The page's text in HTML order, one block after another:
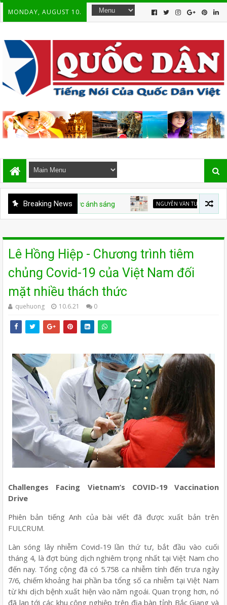
MONDAY, AUGUST 10.
Breaking News
thể nhốt được ánh sáng NGUYỄN VĂN TUẤN Hiện tượng
Lê Hồng Hiệp - Chương trình tiêm
chủng Covid-19 của Việt Nam đối
mặt nhiều thách thức
quehuong 10.6.21 0
Challenges Facing Vietnam’s COVID-19 Vaccination
Drive
Phiên bản tiếng Anh của bài viết đã được xuất bản trên
FULCRUM.
Làn sóng lây nhiễm Covid-19 lần thứ tư, bắt đầu vào cuối
tháng 4, là đợt bùng dịch nghiêm trọng nhất tại Việt Nam cho
đến nay. Tổng cộng đã có 5.758 ca nhiễm tính đến trưa ngày
7/6, chiếm khoảng hai phần ba tổng số ca nhiễm tại Việt Nam
từ khi dịch bệnh xuất hiện vào năm ngoái. Quan trọng hơn, nó
đã lan tới các khu công nghiệp trên địa bàn tỉnh Bắc Giang và